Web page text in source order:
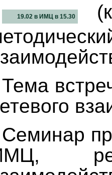
19.02 в ИМЦ в 15.30
Тема
Семинар